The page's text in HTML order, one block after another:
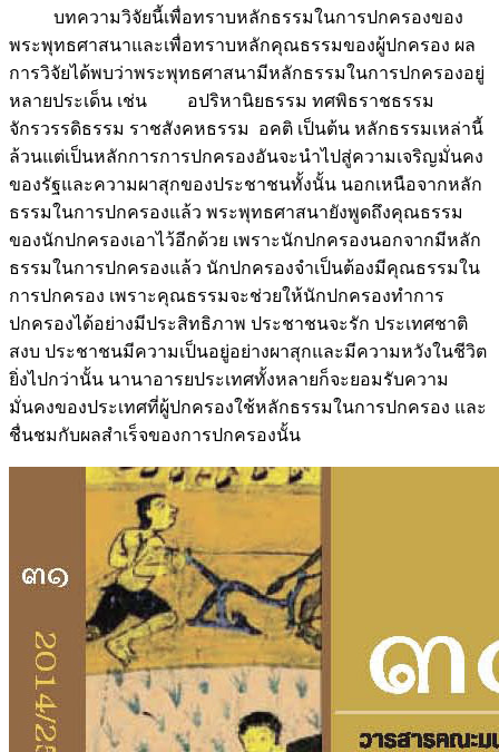
บทความวิจัยนี้เพื่อทราบหลักธรรมในการปกครองของ
พระพุทธศาสนาและเพื่อทราบหลักคุณธรรมของผู้ปกครอง ผล
การวิจัยได้พบว่าพระพุทธศาสนามีหลักธรรมในการปกครองอยู่
หลายประเด็น เช่น อปริหานิยธรรม ทศพิธราชธรรม
จักรวรรดิธรรม ราชสังคหธรรม อคติ เป็นต้น หลักธรรมเหล่านี้
ล้วนแต่เป็นหลักการการปกครองอันจะนำไปสู่ความเจริญมั่นคง
ของรัฐและความผาสุกของประชาชนทั้งนั้น นอกเหนือจากหลัก
ธรรมในการปกครองแล้ว พระพุทธศาสนายังพูดถึงคุณธรรม
ของนักปกครองเอาไว้อีกด้วย เพราะนักปกครองนอกจากมีหลัก
ธรรมในการปกครองแล้ว นักปกครองจำเป็นต้องมีคุณธรรมใน
การปกครอง เพราะคุณธรรมจะช่วยให้นักปกครองทำการ
ปกครองได้อย่างมีประสิทธิภาพ ประชาชนจะรัก ประเทศชาติ
สงบ ประชาชนมีความเป็นอยู่อย่างผาสุกและมีความหวังในชีวิต
ยิ่งไปกว่านั้น นานาอารยประเทศทั้งหลายก็จะยอมรับความ
มั่นคงของประเทศที่ผู้ปกครองใช้หลักธรรมในการปกครอง และ
ชื่นชมกับผลสำเร็จของการปกครองนั้น